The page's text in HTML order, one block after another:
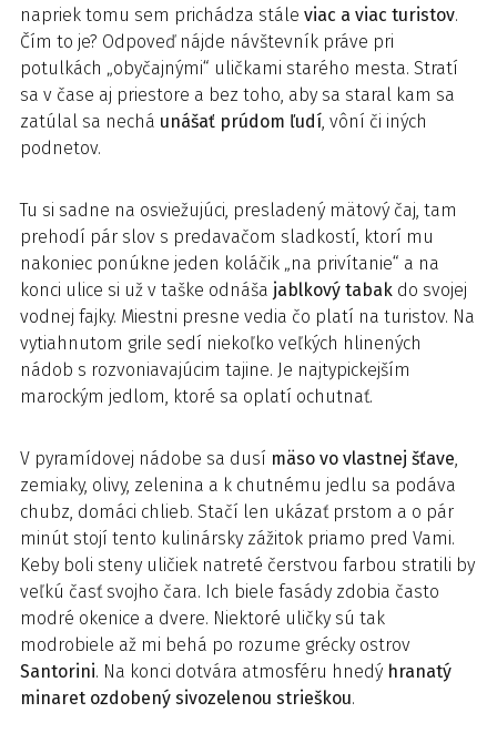
napriek tomu sem prichádza stále viac a viac turistov.
Čím to je? Odpoveď nájde návštevník práve pri
potulkách „obyčajnými“ uličkami starého mesta. Stratí
sa v čase aj priestore a bez toho, aby sa staral kam sa
zatúlal sa nechá unášať prúdom ľudí, vôní či iných
podnetov.
Tu si sadne na osviežujúci, presladený mätový čaj, tam
prehodí pár slov s predavačom sladkostí, ktorí mu
nakoniec ponúkne jeden koláčik „na privítanie“ a na
konci ulice si už v taške odnáša jablkový tabak do svojej
vodnej fajky. Miestni presne vedia čo platí na turistov. Na
vytiahnutom grile sedí niekoľko veľkých hlinených
nádob s rozvoniavajúcim tajine. Je najtypickejším
marockým jedlom, ktoré sa oplatí ochutnať.
V pyramídovej nádobe sa dusí mäso vo vlastnej šťave,
zemiaky, olivy, zelenina a k chutnému jedlu sa podáva
chubz, domáci chlieb. Stačí len ukázať prstom a o pár
minút stojí tento kulinársky zážitok priamo pred Vami.
Keby boli steny uličiek natreté čerstvou farbou stratili by
veľkú časť svojho čara. Ich biele fasády zdobia často
modré okenice a dvere. Niektoré uličky sú tak
modrobiele až mi behá po rozume grécky ostrov
Santorini. Na konci dotvára atmosféru hnedý hranatý
minaret ozdobený sivozelenou strieškou.